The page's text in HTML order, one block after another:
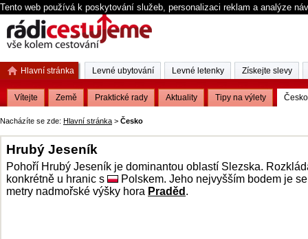
Tento web používá k poskytování služeb, personalizaci reklam a analýze
Nacházíte se zde: Hlavní stránka > Česko
Hrubý Jeseník
Pohoří Hrubý Jeseník je dominantou oblastí Slezska.
konkrétně u hranic s
Polskem. Jeho nejvyšším bodem je
metry nadmořské výšky hora Praděd .
Hlavní stránka
Vítejte Země Praktické rady Aktuality Tipy na výlety Česko
Levné ubytování Levné letenky Získejte slevy